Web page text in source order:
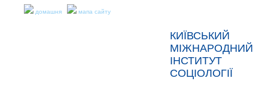
домашня мапа сайту
КИЇВСЬКИЙ
МІЖНАРОДНИЙ
ІНСТИТУТ
СОЦІОЛОГІЇ